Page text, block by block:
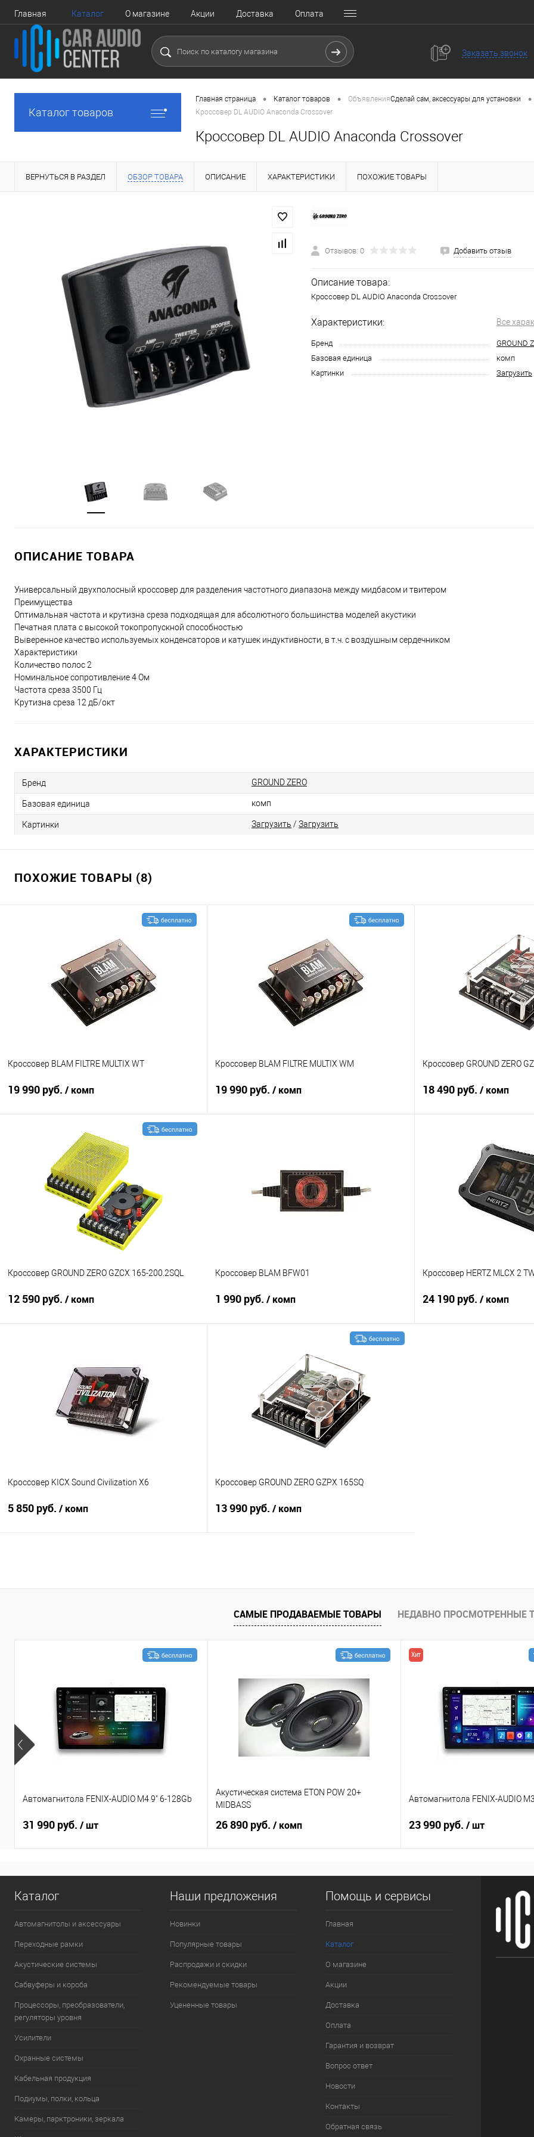
Главная Каталог О магазине Акции Доставка Оплата
Заказать звонок
Каталог товаров
Главная страница • Каталог товаров • ОбъявленияСделай сам, аксессуары для установки •
Кроссовер DL AUDIO Anaconda Crossover
Кроссовер DL AUDIO Anaconda Crossover
ВЕРНУТЬСЯ В РАЗДЕЛ ОБЗОР ТОВАРА ОПИСАНИЕ ХАРАКТЕРИСТИКИ ПОХОЖИЕ ТОВАРЫ
Отзывов: 0 Добавить отзыв
Описание товара:
Кроссовер DL AUDIO Anaconda Crossover
Характеристики: Все
Бренд
GROUND
Базовая единица
комп
Картинки
Загрузить
ОПИСАНИЕ ТОВАРА
Универсальный двухполосный кроссовер для разделения частотного диапазона между мидбасом и твитером
Преимущества
Оптимальная частота и крутизна среза подходящая для абсолютного большинства моделей акустики
Печатная плата с высокой токопропускной способностью
Выверенное качество используемых конденсаторов и катушек индуктивности, в т.ч. с воздушным сердечником
Характеристики
Количество полос 2
Номинальное сопротивление 4 Ом
Частота среза 3500 Гц
Крутизна среза 12 дБ/окт
ХАРАКТЕРИСТИКИ
Бренд GROUND ZERO
Базовая единица комп
Картинки Загрузить / Загрузить
ПОХОЖИЕ ТОВАРЫ (8)
Кроссовер BLAM FILTRE MULTIX WT
19 990 руб. / комп
В корзину
Сравнение
Кроссовер BLAM FILTRE MULTIX WM
19 990 руб. / комп
В избранное
Кроссовер GROUND ZERO
18 490 руб. / комп
Сравнение
Кроссовер GROUND ZERO GZCX 165-200.2SQL
12 590 руб. / комп
В избранное
Кроссовер BLAM BFW01
1 990 руб. / комп
В избранное
Кроссовер HERTZ MLCX 2
24 190 руб. / комп
Кроссовер KICX Sound Civilization X6
5 850 руб. / комп
Сравнение В избранное
Кроссовер GROUND ZERO GZPX 165SQ
13 990 руб. / комп
Сравнение В избранное
САМЫЕ ПРОДАВАЕМЫЕ ТОВАРЫ НЕДАВНО ПРОСМОТРЕННЫЕ
Автомагнитола FENIX-AUDIO M4 9" 6-128Gb
31 990 руб. / шт
Акустическая система ETON POW 20+
MIDBASS
26 890 руб. / комп
Хит
Автомагнитола FENIX-AUDIO
23 990 руб. / шт
Каталог
Автомагнитолы и аксессуары
Переходные рамки
Акустические системы
Сабвуферы и короба
Процессоры, преобразователи,
регуляторы уровня
Усилители
Охранные системы
Кабельная продукция
Подиумы, полки, кольца
Камеры, парктроники, зеркала
Наши предложения
Новинки
Популярные товары
Распродажи и скидки
Рекомендуемые товары
Уцененные товары
Помощь и сервисы
Главная
Каталог
О магазине
Акции
Доставка
Оплата
Гарантия и возврат
Вопрос ответ
Новости
Контакты
Обратная связь